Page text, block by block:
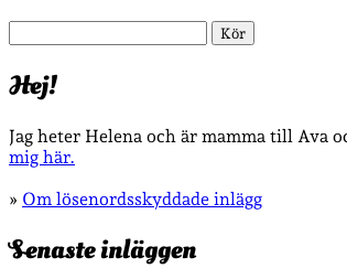
Hej!
Jag heter Helena och är mamma till Ava
mig här.
» Om lösenordsskyddade inlägg
Senaste inläggen